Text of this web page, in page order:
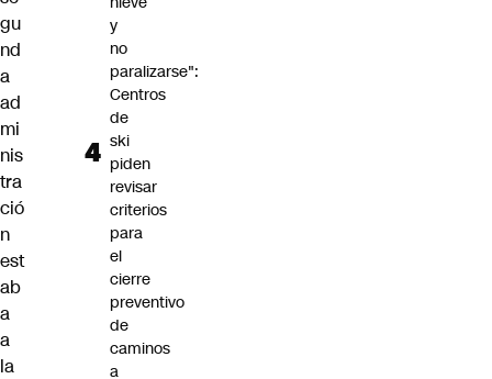
gu
nd
a
ad
mi
nis
tra
ció
n
est
ab
a
a
la
y
no
paralizarse":
Centros
de
ski
piden
revisar
criterios
para
el
cierre
preventivo
de
caminos
a